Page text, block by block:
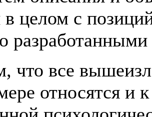
целом с
что все
относятся и